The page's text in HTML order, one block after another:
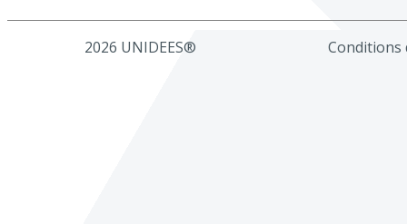
2026 UNIDEES® Conditions